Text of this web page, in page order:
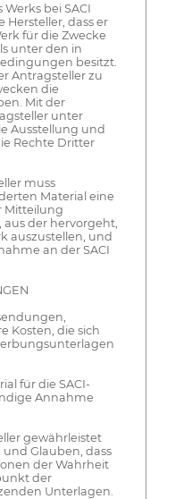
bei SACI
dass er
für die Zwecke
unter den in
besitzt.
Antragsteller zu
die
Mit der
unter
Ausstellung und
Rechte Dritter
muss
Material eine
Mitteilung
der hervorgeht,
auszustellen, und
an der SACI
Kosten, die sich
für die SACI-
Annahme
gewährleistet
Glauben, dass
der Wahrheit
der
Unterlagen.